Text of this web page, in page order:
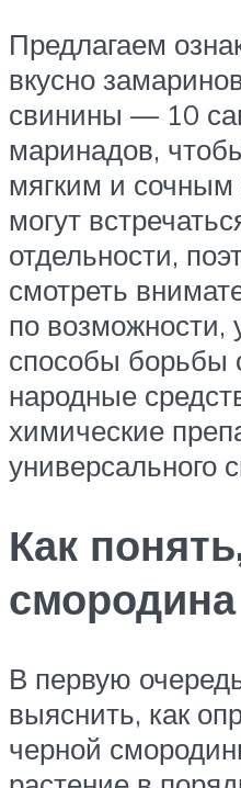
Предлагаем
вкусно
свинины — 10
маринадов,
мягким и
могут
отдельности,
смотреть
по возможности,
способы борьбы
народные
химические
универсального
Как
В первую
выяснить, как
черной